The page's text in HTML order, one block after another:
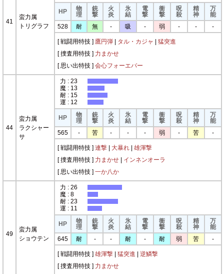
41
蛮力属
トリグラフ
HP
物
理
銃
撃
火
炎
氷
結
電
撃
衝
撃
呪
殺
精
神
万
能
528
耐 無 - 吸 - 弱 - - -
[ 戦闘用特技 ] 鷹円弾| タル・カジャ
猛突進
[ 捜査用特技 ] 力まかせ
[ 思い出特技 ] 会心フォーエバー
44
蛮力属
ラクシャー
サ
力 : 23
魔 : 13
耐 : 15
運 : 12
HP
物
理
銃
撃
火
炎
氷
結
電
撃
衝
撃
呪
殺
精
神
万
能
565
- 苦 - - - 弱 - 苦 -
[ 戦闘用特技 ] 連撃| 大暴れ| 雄渾撃
[ 捜査用特技 ] 力まかせ|
インネンオーラ
[ 思い出特技 ] 一か八か
49
蛮力属
ショウテン
力 : 26
魔 : 8
耐 : 23
運 : 11
HP
物
理
銃
撃
火
炎
氷
結
電
撃
衝
撃
呪
殺
精
神
万
能
645
耐 - - 耐 - 耐 弱 苦 -
[ 戦闘用特技 ] 雄渾撃| 猛突進
逆鱗撃
[ 捜査用特技 ] 力まかせ